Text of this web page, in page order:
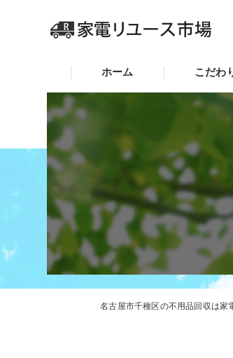
ホーム こだわ
名古屋市千種区の不用品回収は家